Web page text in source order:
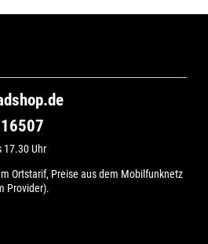
17.30 Uhr
Ortstarif, Preise aus dem Mobilfunknetz
Provider).